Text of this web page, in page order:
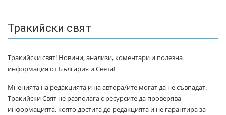
Тракийски свят
Тракийски свят! Новини, анализи, коментари и полезна
информация от България и Света!
Мненията на редакцията и на автора/ите могат да не съвпадат.
Тракийски Свят не разполага с ресурсите да проверява
информацията, която достига до редакцията и не гарантира за